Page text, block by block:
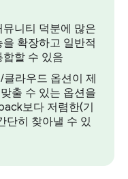
니티 덕분에 많은
확장하고 일반적
할 수 있음
라우드 옵션이 제
출 수 있는 옵션을
보다 저렴한(기
단히 찾아낼 수 있